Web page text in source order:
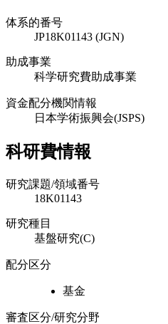
体系的番号
JP18K01143 (JGN)
助成事業
科学研究費助成事業
資金配分機関情報
日本学術振興会(JSPS)
科研費情報
研究課題/領域番号
18K01143
研究種目
基盤研究(C)
配分区分
基金
審査区分/研究分野